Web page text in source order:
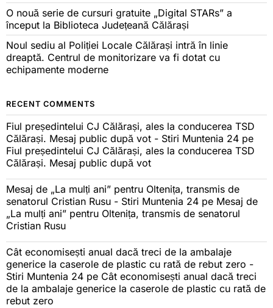
O nouă serie de cursuri gratuite „Digital STARs” a
început la Biblioteca Județeană Călărași
Noul sediu al Poliției Locale Călărași intră în linie
dreaptă. Centrul de monitorizare va fi dotat cu
echipamente moderne
RECENT COMMENTS
Fiul președintelui CJ Călărași, ales la conducerea TSD
Călărași. Mesaj public după vot - Stiri Muntenia 24 pe
Fiul președintelui CJ Călărași, ales la conducerea TSD
Călărași. Mesaj public după vot
Mesaj de „La mulți ani” pentru Oltenița, transmis de
senatorul Cristian Rusu - Stiri Muntenia 24 pe Mesaj de
„La mulți ani” pentru Oltenița, transmis de senatorul
Cristian Rusu
Cât economisești anual dacă treci de la ambalaje
generice la caserole de plastic cu rată de rebut zero -
Stiri Muntenia 24 pe Cât economisești anual dacă treci
de la ambalaje generice la caserole de plastic cu rată de
rebut zero